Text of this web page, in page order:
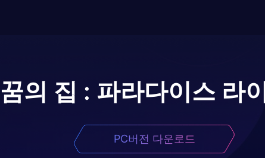
꿈의 집 : 파라다이스 라
PC버전 다운로드